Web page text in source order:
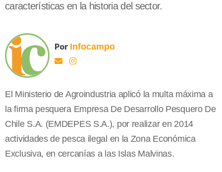
características en la historia del sector.
Por Infocampo
El Ministerio de Agroindustria aplicó la multa máxima a
la firma pesquera Empresa De Desarrollo Pesquero De
Chile S.A. (EMDEPES S.A.), por realizar en 2014
actividades de pesca ilegal en la Zona Económica
Exclusiva, en cercanías a las Islas Malvinas.